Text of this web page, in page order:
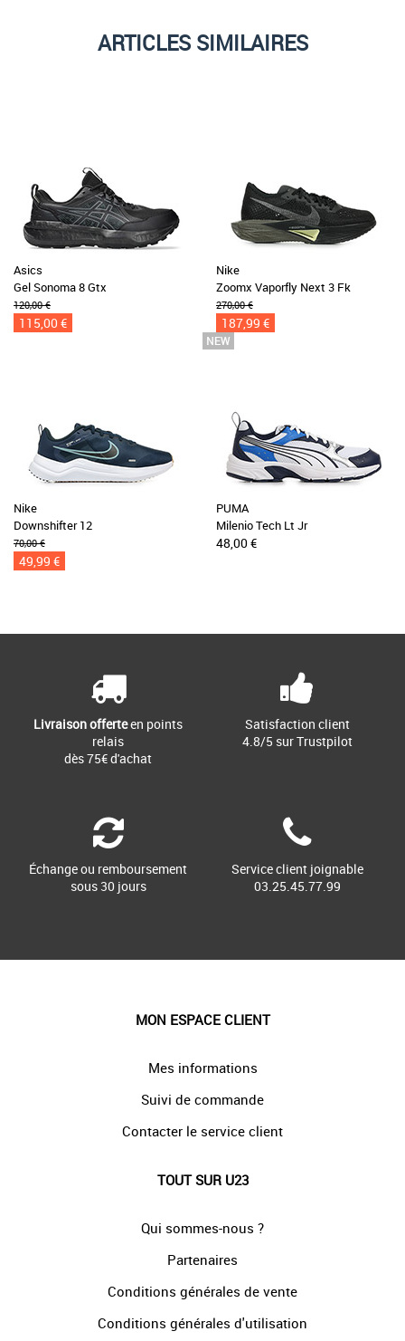
ARTICLES SIMILAIRES
Asics
Gel Sonoma 8 Gtx
120,00 €
115,00 €
Nike
Zoomx Vaporfly Next 3 Fk
270,00 €
187,99 €
Nike
Downshifter 12
70,00 €
49,99 €
PUMA
Milenio Tech Lt Jr
48,00 €
Livraison offerteen points
relais
dès 75€ d'achat
Satisfaction client
4.8/5 sur Trustpilot
Échange ou remboursement
sous 30 jours
Service client joignable
03.25.45.77.99
MON ESPACE CLIENT
Mes informations
Suivi de commande
Contacter le service client
TOUT SUR U23
Qui sommes-nous ?
Partenaires
Conditions générales de vente
Conditions générales d'utilisation